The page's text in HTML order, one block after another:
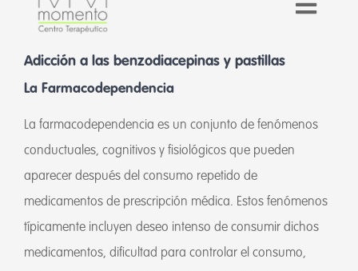
Toggle
ADICCIONES
CONTACTO
TEST ONLINE
Adicción a las benzodiacepinas y pastillas
La Farmacodependencia
La farmacodependencia es un conjunto de fenómenos
conductuales, cognitivos y fisiológicos que pueden
aparecer después del consumo repetido de
medicamentos de prescripción médica. Estos fenómenos
típicamente incluyen deseo intenso de consumir dichos
medicamentos, dificultad para controlar el consumo,